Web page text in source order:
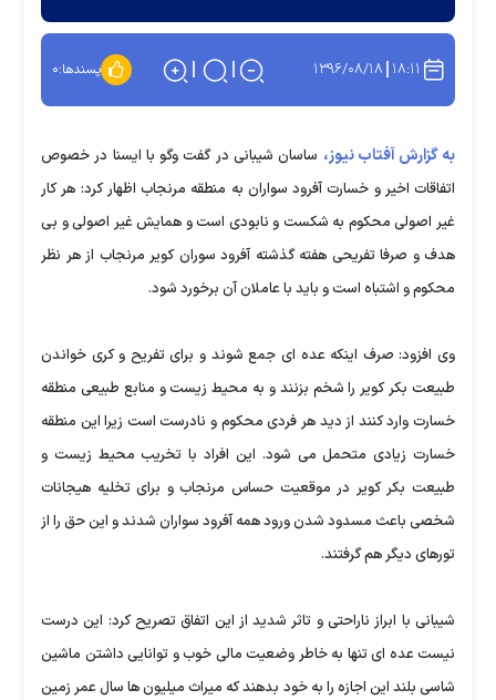
۱۸:۱۱ ۱۳۹۶/۰۸/۱۸ پسندها:۰
به گزارش آفتاب نیوز، ساسان شیبانی در گفت وگو با ایسنا در خصوص
اتفاقات اخیر و خسارت آفرود سواران به منطقه مرنجاب اظهار کرد: هر کار
غیر اصولی محکوم به شکست و نابودی است و همایش غیر اصولی و بی
هدف و صرفا تفریحی هفته گذشته آفرود سوران کویر مرنجاب از هر نظر
محکوم و اشتباه است و باید با عاملان آن برخورد شود.
وی افزود: صرف اینکه عده ای جمع شوند و برای تفریح و کری خواندن
طبیعت بکر کویر را شخم بزنند و به محیط زیست و منابع طبیعی منطقه
خسارت وارد کنند از دید هر فردی محکوم و نادرست است زیرا این منطقه
خسارت زیادی متحمل می شود. این افراد با تخریب محیط زیست و
طبیعت بکر کویر در موقعیت حساس مرنجاب و برای تخلیه هیجانات
شخصی باعث مسدود شدن ورود همه آفرود سواران شدند و این حق را از
تورهای دیگر هم گرفتند.
شیبانی با ابراز ناراحتی و تاثر شدید از این اتفاق تصریح کرد: این درست
نیست عده ای تنها به خاطر وضعیت مالی خوب و توانایی داشتن ماشین
شاسی بلند این اجازه را به خود بدهند که میراث میلیون ها سال عمر زمین